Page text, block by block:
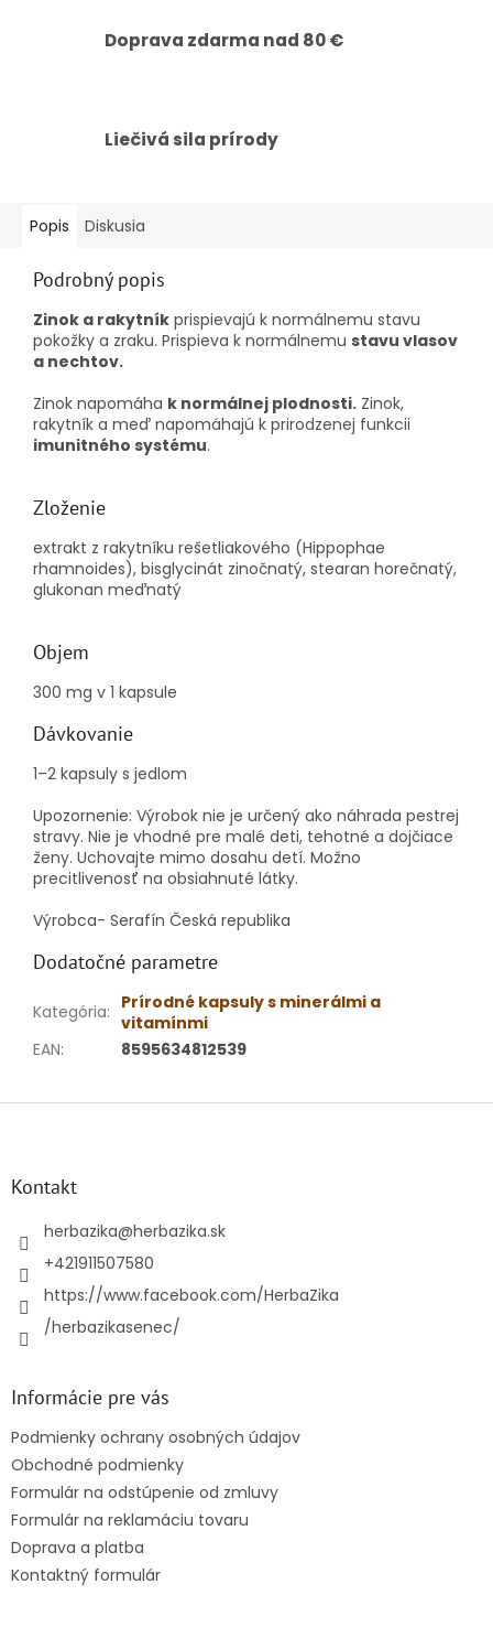
Doprava zdarma nad 80 €
Liečivá sila prírody
Popis Diskusia
Podrobný popis
Zinok a rakytník prispievajú k normálnemu stavu
pokožky a zraku. Prispieva k normálnemu stavu vlasov
a nechtov.
Zinok napomáha k normálnej plodnosti. Zinok,
rakytník a meď napomáhajú k prirodzenej funkcii
imunitného systému.
Zloženie
extrakt z rakytníku rešetliakového (Hippophae
rhamnoides), bisglycinát zinočnatý, stearan horečnatý,
glukonan meďnatý
Objem
300 mg v 1 kapsule
Dávkovanie
1–2 kapsuly s jedlom
Upozornenie: Výrobok nie je určený ako náhrada pestrej
stravy. Nie je vhodné pre malé deti, tehotné a dojčiace
ženy. Uchovajte mimo dosahu detí. Možno
precitlivenosť na obsiahnuté látky.
Výrobca- Serafín Česká republika
Dodatočné parametre
Kategória: Prírodné kapsuly s minerálmi a
vitamínmi
EAN: 8595634812539
Kontakt
herbazika@herbazika.sk
+421911507580
https://www.facebook.com/HerbaZika
/herbazikasenec/
Informácie pre vás
Podmienky ochrany osobných údajov
Obchodné podmienky
Formulár na odstúpenie od zmluvy
Formulár na reklamáciu tovaru
Doprava a platba
Kontaktný formulár